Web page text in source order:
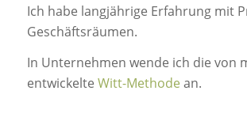
Ich habe langjährige Erfahrung mit
Geschäftsräumen.
In Unternehmen wende ich die von
entwickelte Witt-Methode an.